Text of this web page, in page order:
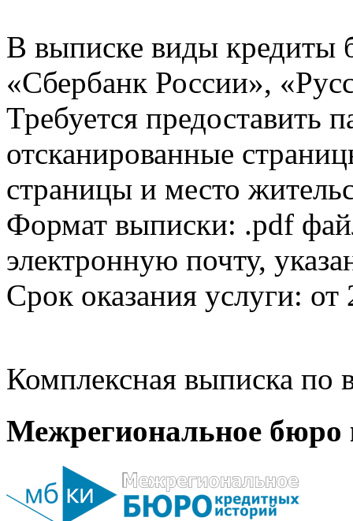
В выписке виды кредиты
«Сбербанк России»,
Требуется предоставить
отсканированные
страницы и место
Формат выписки: .pdf
электронную почту,
Срок оказания услуги: от
Комплексная выписка
Межрегиональное бюро